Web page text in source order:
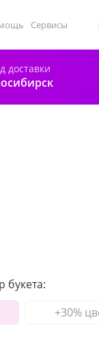
Сервисы
доставки
букета:
+30%